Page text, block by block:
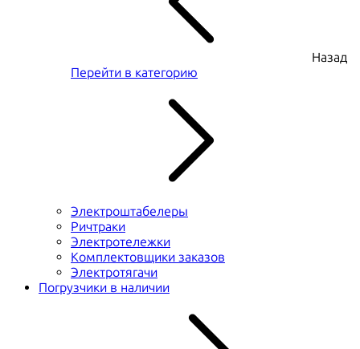
Назад
Перейти в категорию
Электроштабелеры
Ричтраки
Электротележки
Комплектовщики заказов
Электротягачи
Погрузчики в наличии